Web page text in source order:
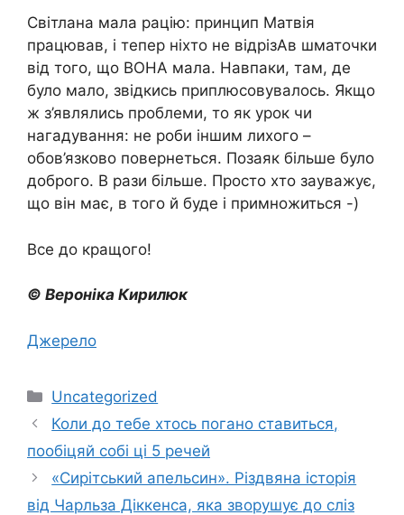
Світлана мала рацію: принцип Матвія
працював, і тепер ніхто не відрізАв шматочки
від того, що ВОНА мала. Навпаки, там, де
було мало, звідкись приплюсовувалось. Якщо
ж з’являлись проблеми, то як урок чи
нагадування: не роби іншим лихого –
обов’язково повернеться. Позаяк більше було
доброго. В рази більше. Просто хто зауважує,
що він має, в того й буде і примножиться -)
Все до кращого!
© Вероніка Кирилюк
Джерело
Категорії
Uncategorized
Коли до тебе хтось погано ставиться,
пообіцяй собі ці 5 речей
«Сирітський апельсин». Різдвяна історія
від Чарльза Діккенса, яка зворушує до сліз